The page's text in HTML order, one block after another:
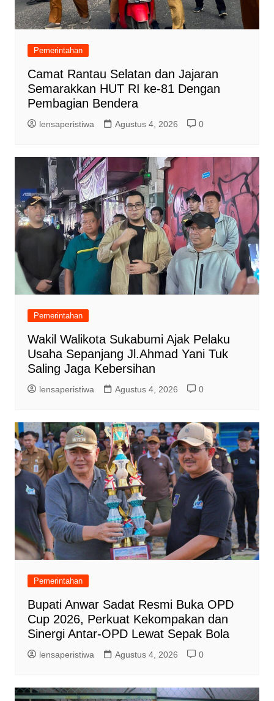
Pemerintahan
Camat Rantau Selatan dan Jajaran
Semarakkan HUT RI ke-81 Dengan
Pembagian Bendera
lensaperistiwa Agustus 4, 2026 0
Pemerintahan
Wakil Walikota Sukabumi Ajak Pelaku
Usaha Sepanjang Jl.Ahmad Yani Tuk
Saling Jaga Kebersihan
lensaperistiwa Agustus 4, 2026 0
Pemerintahan
Bupati Anwar Sadat Resmi Buka OPD
Cup 2026, Perkuat Kekompakan dan
Sinergi Antar-OPD Lewat Sepak Bola
lensaperistiwa Agustus 4, 2026 0